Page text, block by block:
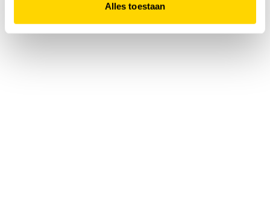
Alles toestaan